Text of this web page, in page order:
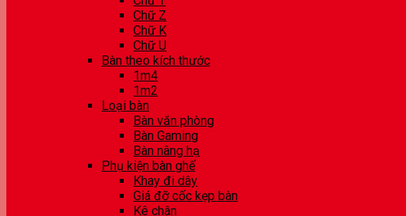
Chữ Z
Chữ K
Chữ U
Bàn theo kích thước
1m4
1m2
Loại bàn
Bàn văn phòng
Bàn Gaming
Bàn nâng hạ
Phụ kiện bàn ghế
Khay đi dây
Giá đỡ cốc kẹp bàn
Kê chân